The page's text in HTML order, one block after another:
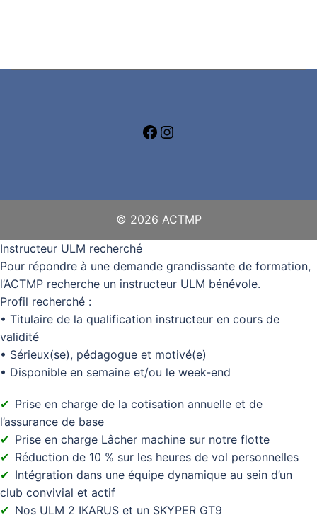
© 2026 ACTMP
Instructeur ULM recherché
Pour répondre à une demande grandissante de formation,
l’ACTMP recherche un instructeur ULM bénévole.
Profil recherché :
• Titulaire de la qualification instructeur en cours de
validité
• Sérieux(se), pédagogue et motivé(e)
• Disponible en semaine et/ou le week-end
Prise en charge de la cotisation annuelle et de
l’assurance de base
Prise en charge Lâcher machine sur notre flotte
Réduction de 10 % sur les heures de vol personnelles
Intégration dans une équipe dynamique au sein d’un
club convivial et actif
Nos ULM 2 IKARUS et un SKYPER GT9